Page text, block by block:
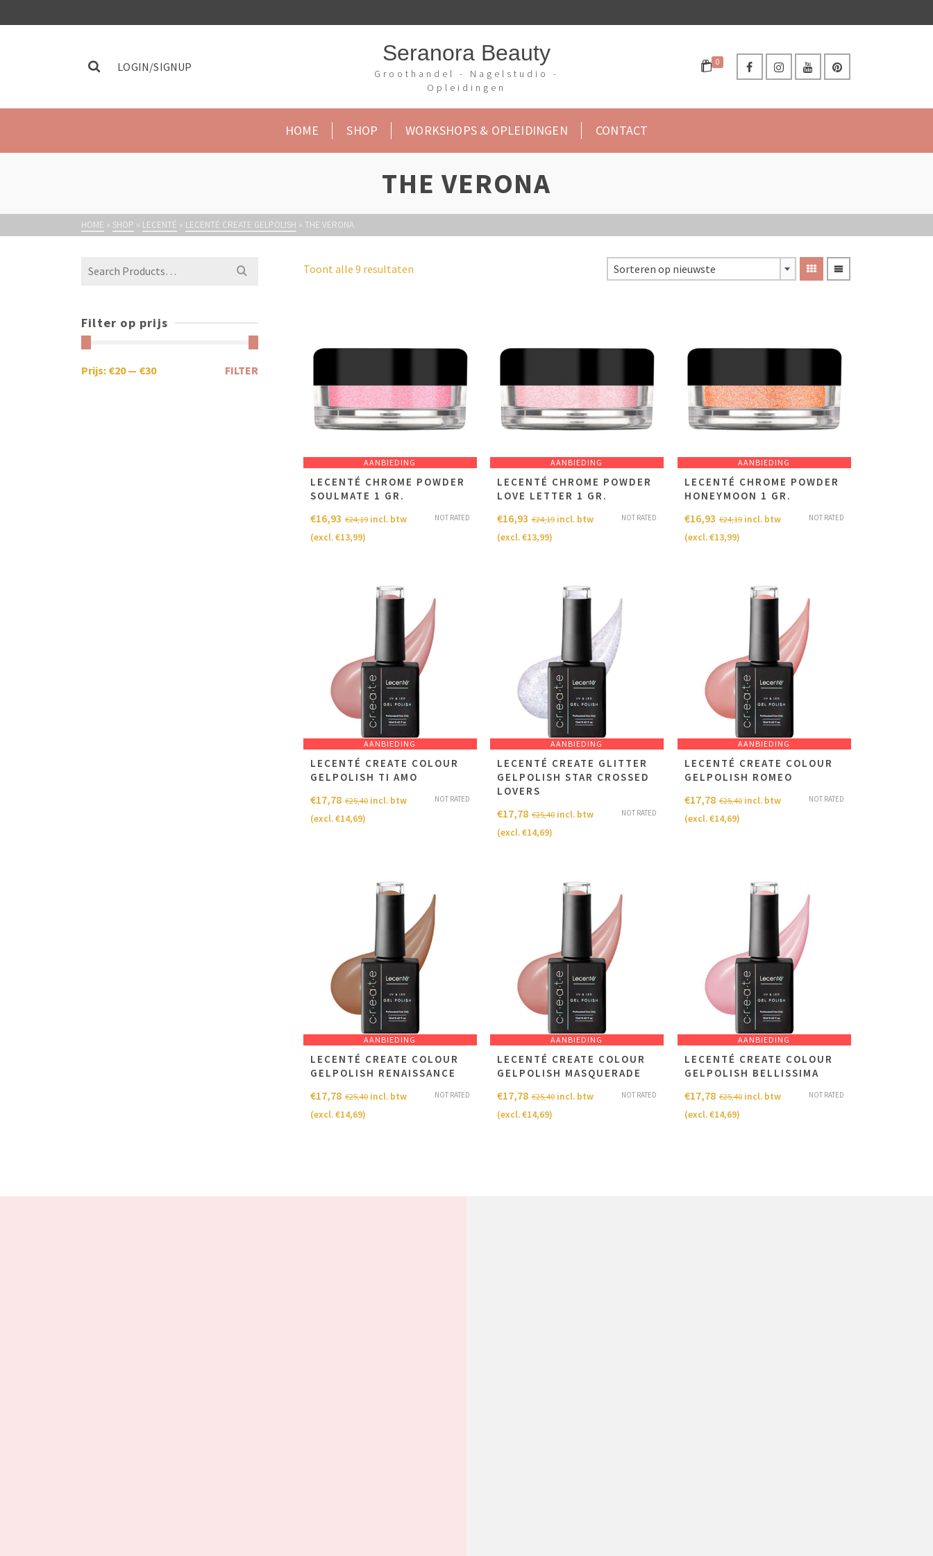
LOGIN/SIGNUP
Seranora Beauty
Groothandel - Nagelstudio -
Opleidingen
0
HOME SHOP WORKSHOPS & OPLEIDINGEN CONTACT
THE VERONA
HOME » SHOP » LECENTÉ » LECENTÉ CREATE GELPOLISH » THE VERONA
Toont alle 9 resultaten Sorteren op nieuwste
AANBIEDING
LECENTÉ CHROME POWDER
SOULMATE 1 GR.
NOT RATED
€24,19
€16,93
incl. btw
(excl.€13,99)
AANBIEDING
LECENTÉ CHROME POWDER
LOVE LETTER 1 GR.
NOT RATED
€24,19
€16,93
incl. btw
(excl.€13,99)
AANBIEDING
LECENTÉ CHROME POWDER
HONEYMOON 1 GR.
NOT RATED
€24,19
€16,93
incl. btw
(excl.€13,99)
AANBIEDING
LECENTÉ CREATE COLOUR
GELPOLISH TI AMO
NOT RATED
€25,40
€17,78
incl. btw
(excl.€14,69)
AANBIEDING
LECENTÉ CREATE GLITTER
GELPOLISH STAR CROSSED
LOVERS
NOT RATED
€25,40
€17,78
incl. btw
(excl.€14,69)
AANBIEDING
LECENTÉ CREATE COLOUR
GELPOLISH ROMEO
NOT RATED
€25,40
€17,78
incl. btw
(excl.€14,69)
AANBIEDING
LECENTÉ CREATE COLOUR
GELPOLISH RENAISSANCE
NOT RATED
€25,40
€17,78
incl. btw
(excl.€14,69)
AANBIEDING
LECENTÉ CREATE COLOUR
GELPOLISH MASQUERADE
NOT RATED
€25,40
€17,78
incl. btw
(excl.€14,69)
AANBIEDING
LECENTÉ CREATE COLOUR
GELPOLISH BELLISSIMA
NOT RATED
€25,40
€17,78
incl. btw
(excl.€14,69)
Filter op prijs
FILTER
Prijs: €20— €30